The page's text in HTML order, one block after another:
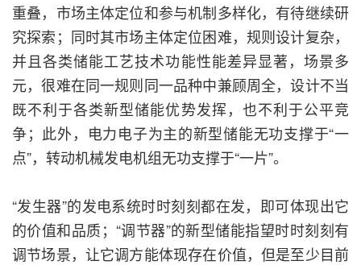
重叠，市场主体定位和参与机制多样化，有待继续研
究探索；同时其市场主体定位困难，规则设计复杂，
并且各类储能工艺技术功能性能差异显著，场景多
元，很难在同一规则同一品种中兼顾周全，设计不当
既不利于各类新型储能优势发挥，也不利于公平竞
争；此外，电力电子为主的新型储能无功支撑于“一
点”，转动机械发电机组无功支撑于“一片”。
“发生器”的发电系统时时刻刻都在发，即可体现出它
的价值和品质；“调节器”的新型储能指望时时刻刻有
调节场景，让它调方能体现存在价值，但是至少目前